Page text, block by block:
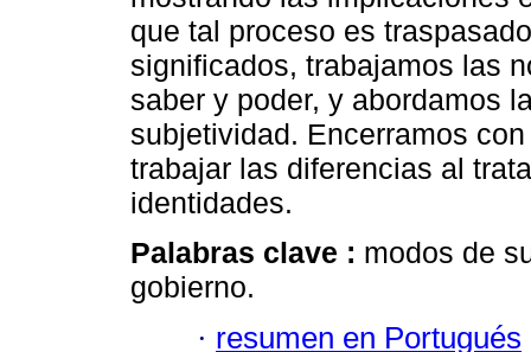
que tal proceso es
significados, trabajamos las
saber y poder, y abordamos
subjetividad. Encerramos
trabajar las diferencias al
identidades.
Palabras clave : modos de
gobierno.
· resumen en Portugués